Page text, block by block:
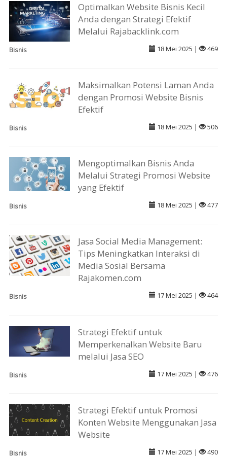
Optimalkan Website Bisnis Kecil
Anda dengan Strategi Efektif
Melalui Rajabacklink.com
Bisnis 18 Mei 2025 | 469
Maksimalkan Potensi Laman Anda
dengan Promosi Website Bisnis
Efektif
Bisnis 18 Mei 2025 | 506
Mengoptimalkan Bisnis Anda
Melalui Strategi Promosi Website
yang Efektif
Bisnis 18 Mei 2025 | 477
Jasa Social Media Management:
Tips Meningkatkan Interaksi di
Media Sosial Bersama
Rajakomen.com
Bisnis 17 Mei 2025 | 464
Strategi Efektif untuk
Memperkenalkan Website Baru
melalui Jasa SEO
Bisnis 17 Mei 2025 | 476
Strategi Efektif untuk Promosi
Konten Website Menggunakan Jasa
Website
Bisnis 17 Mei 2025 | 490